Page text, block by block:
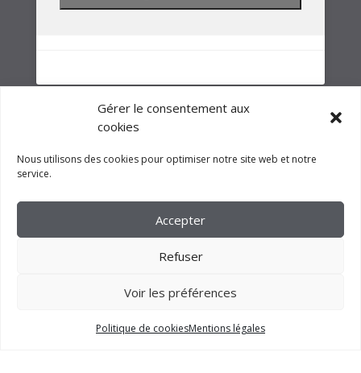
Gérer le consentement aux
cookies
Nous utilisons des cookies pour optimiser notre site web et notre
service.
Accepter
Refuser
Voir les préférences
Politique de cookiesMentions légales
FM CRÉATION